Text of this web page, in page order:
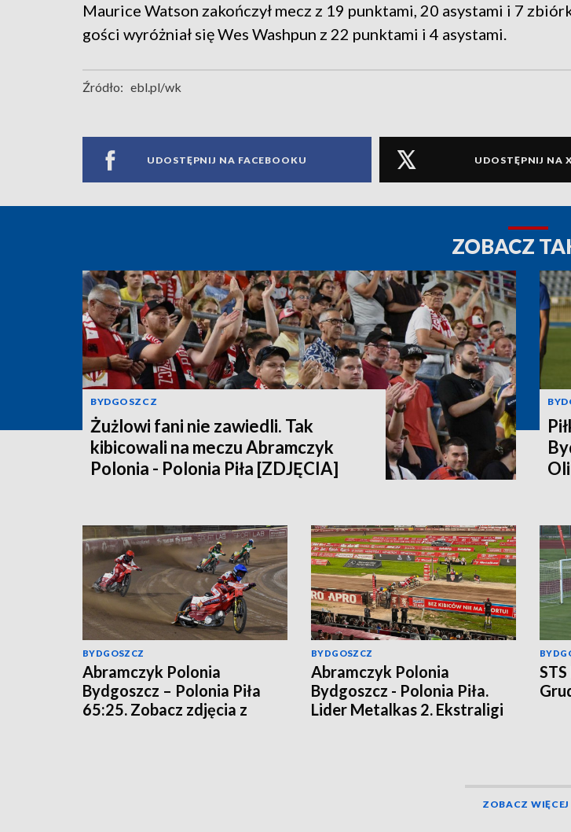
Maurice Watson zakończył mecz z 19 punktami, 20 asystami i 7
gości wyróżniał się Wes Washpun z 22 punktami i 4 asystami.
Źródło: ebl.pl/wk
UDOSTĘPNIJ NA FACEBOOKU UDOSTĘPNIJ NA
ZOBACZ
BYDGOSZCZ
Żużlowi fani nie zawiedli. Tak
kibicowali na meczu Abramczyk
Polonia - Polonia Piła [ZDJĘCIA]
BYDGOSZCZ
Abramczyk Polonia
Bydgoszcz – Polonia Piła
65:25. Zobacz zdjęcia z
BYDGOSZCZ
Abramczyk Polonia
Bydgoszcz - Polonia Piła.
Lider Metalkas 2. Ekstraligi
ZOBACZ WIĘCEJ